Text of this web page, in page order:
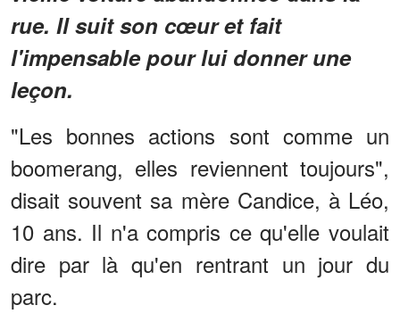
rue. Il suit son cœur et fait
l'impensable pour lui donner une
leçon.
"Les bonnes actions sont comme un
boomerang, elles reviennent toujours",
disait souvent sa mère Candice, à Léo,
10 ans. Il n'a compris ce qu'elle voulait
dire par là qu'en rentrant un jour du
parc.